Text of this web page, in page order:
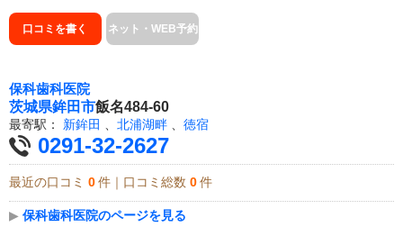
口コミを書く ネット・WEB予約
保科歯科医院
茨城県鉾田市飯名484-60
最寄駅： 新鉾田 北浦湖畔 徳宿
0291-32-2627
最近の口コミ 0 件｜口コミ総数 0 件
▶ 保科歯科医院のページを見る